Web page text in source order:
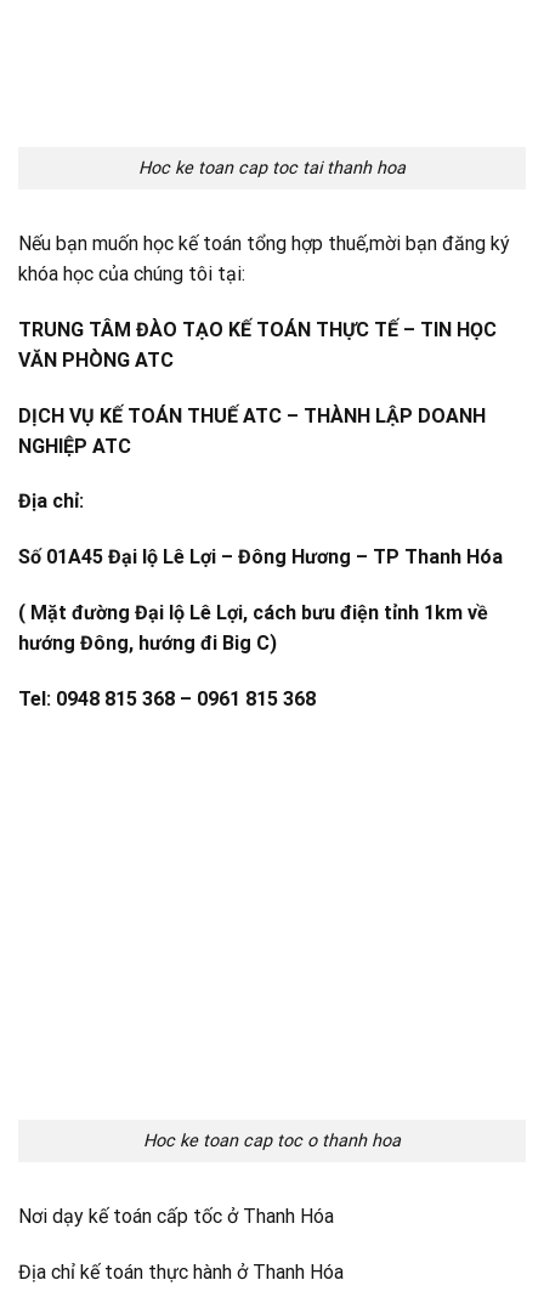
Hoc ke toan cap toc tai thanh hoa
Nếu bạn muốn học kế toán tổng hợp thuế,mời bạn đăng ký
khóa học của chúng tôi tại:
TRUNG TÂM ĐÀO TẠO KẾ TOÁN THỰC TẾ – TIN HỌC
VĂN PHÒNG ATC
DỊCH VỤ KẾ TOÁN THUẾ ATC – THÀNH LẬP DOANH
NGHIỆP ATC
Địa chỉ:
Số 01A45 Đại lộ Lê Lợi – Đông Hương – TP Thanh Hóa
( Mặt đường Đại lộ Lê Lợi, cách bưu điện tỉnh 1km về
hướng Đông, hướng đi Big C)
Tel: 0948 815 368 – 0961 815 368
Hoc ke toan cap toc o thanh hoa
Nơi dạy kế toán cấp tốc ở Thanh Hóa
Địa chỉ kế toán thực hành ở Thanh Hóa